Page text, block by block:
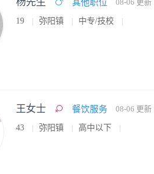
其他职位 08-06 更新
19 弥阳镇 中专/技校
王女士 餐饮服务 08-06 更新
43 弥阳镇 高中以下